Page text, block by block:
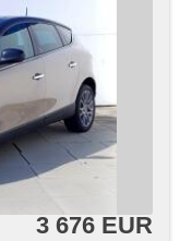
3 676 EUR